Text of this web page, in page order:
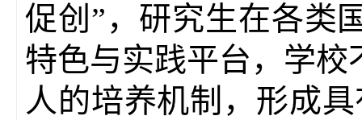
促创”，研究生在各类
特色与实践平台，学
人的培养机制，形成